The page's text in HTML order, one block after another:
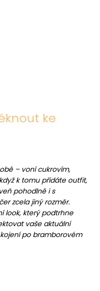
ke
– voní cukrovím,
k tomu přidáte outfit,
pohodlně i s
zcela jiný rozměr.
look, který podtrhne
vaše aktuální
po bramborovém